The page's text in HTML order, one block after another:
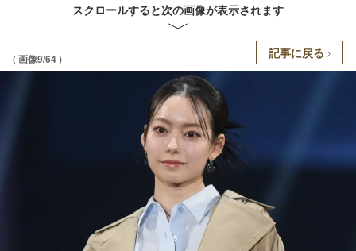
スクロールすると次の画像が表示されます
( 画像9/64 ) 記事に戻る